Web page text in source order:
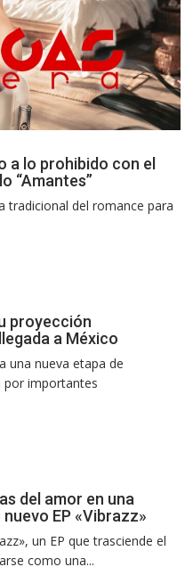
a lo prohibido con el
“Amantes”
tradicional del romance para
proyección
a México
una nueva etapa de
por importantes
del amor en una
EP «Vibrazz»
un EP que trasciende el
como una...